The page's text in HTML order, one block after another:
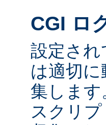
CGI ロ
設定さ
は適切
集しま
スクリ